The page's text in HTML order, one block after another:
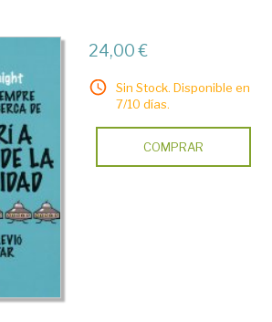
24,00 €
Sin Stock. Disponible en
7/10 días.
COMPRAR